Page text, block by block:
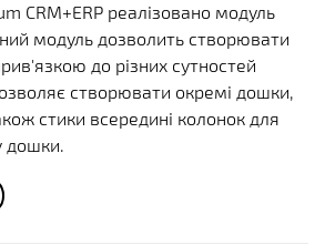
CRM+ERP реалізовано модуль
модуль дозволить створювати
до різних сутностей
створювати окремі дошки,
стики всередині колонок для
дошки.